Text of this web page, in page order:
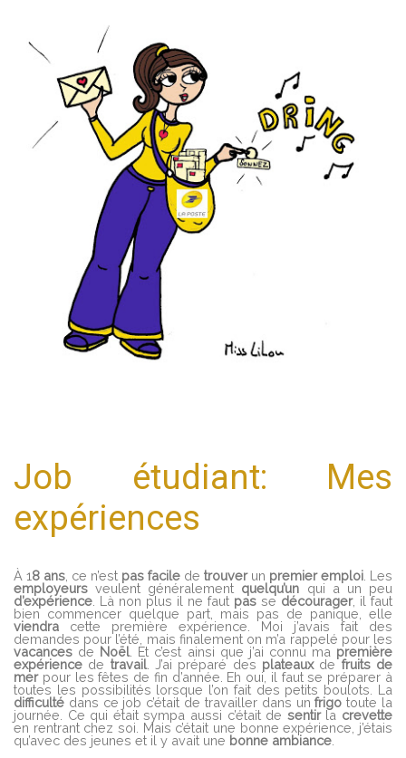
Job étudiant: Mes
expériences
À 18 ans , ce n’est pas facile de trouverun premier emploi . Les
employeurs veulent généralement quelqu’un qui a un peu
d’expérience . Là non plus il ne faut pas se décourager, il faut
bien commencer quelque part, mais pas de panique, elle
viendra cette première expérience. Moi j’avais fait des
demandes pour l’été, mais finalement on m’a rappelé pour les
vacances de Noël. Et c’est ainsi que j’ai connu ma première
expérience de travail. J’ai préparé des plateauxdefruits de
merpour les fêtes de fin d’année. Eh oui, il faut se préparer à
toutes les possibilités lorsque l’on fait des petits boulots. La
difficulté dans ce job c’était de travailler dans unfrigo toute la
journée. Ce qui était sympa aussi c’était de sentirla crevette
en rentrant chez soi. Mais c’était une bonne expérience, j’étais
qu’avec des jeunes et il y avait une bonne ambiance